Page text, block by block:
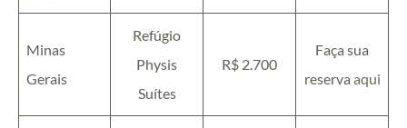
Minas
Gerais
Refúgio
Physis
Suítes
R$ 2.700
Faça sua
reserva aqui